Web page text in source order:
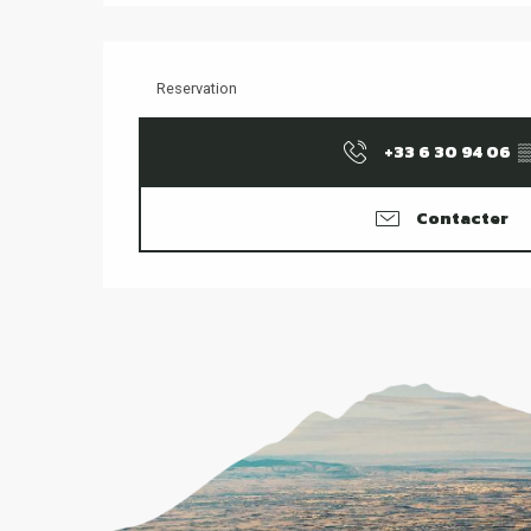
Reservation
+33 6 30 94 06
Contacter